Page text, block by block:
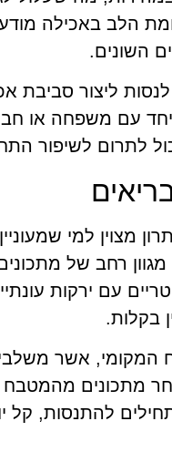
הלב באכילה
השונים.
ליצור סביבת
יחד עם משפחה או
לתרום לשיפור
מצוין למי
מגוון רחב של
עם ירקות
בקלות.
המקומי, אשר
מתכונים מהמטבח
להתנסות, קל